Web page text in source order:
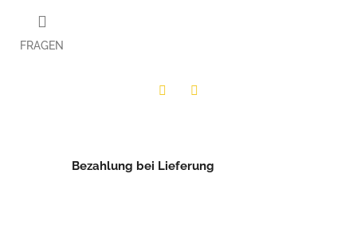
FRAGEN
Bezahlung bei Lieferung